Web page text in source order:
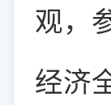
观，
经济